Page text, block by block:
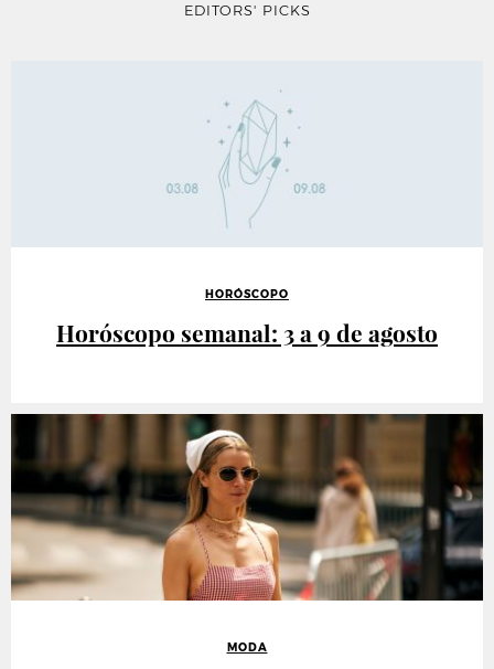
EDITORS' PICKS
HORÓSCOPO
Horóscopo semanal: 3 a 9 de agosto
MODA